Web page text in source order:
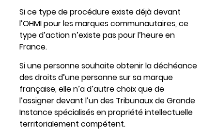
Si ce type de procédure existe déjà devant
l’OHMI pour les marques communautaires, ce
type d’action n’existe pas pour l’heure en
France.
Si une personne souhaite obtenir la déchéance
des droits d’une personne sur sa marque
française, elle n’a d’autre choix que de
l’assigner devant l’un des Tribunaux de Grande
Instance spécialisés en propriété intellectuelle
territorialement compétent.